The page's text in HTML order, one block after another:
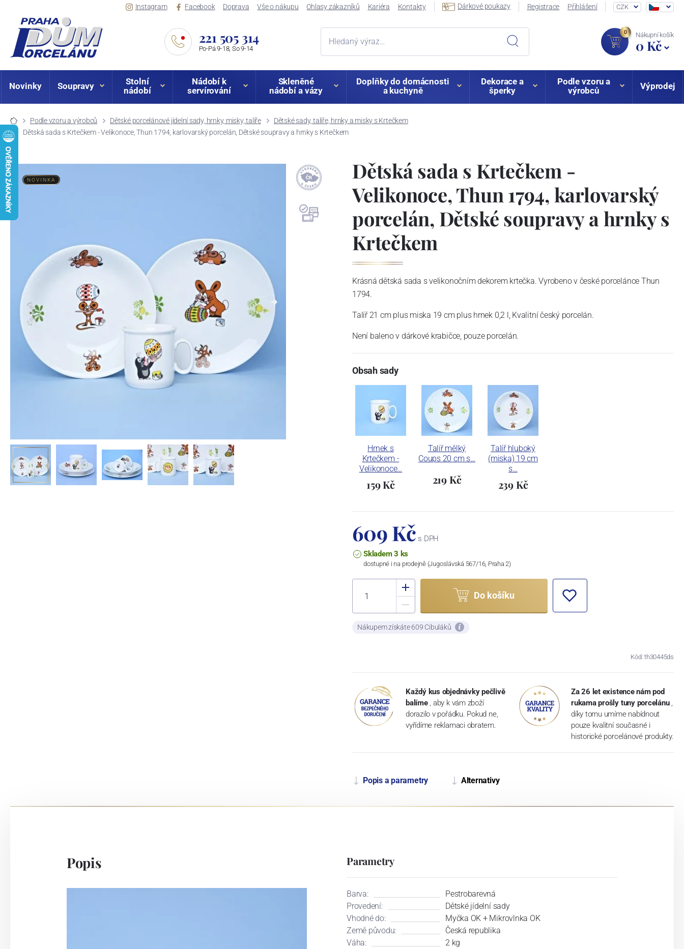
Instagram Facebook Doprava Vše o nákupu Ohlasy zákazníků Kariéra Kontakty Dárkové poukazy Registrace Přihlášení CZK
221 505 314
Po-Pá 9-18, So 9-14
0 Nákupní košík
0 Kč
Novinky Soupravy
Stolní
nádobí
Nádobí k
servírování
Skleněné
nádobí a vázy
Doplňky do domácnosti
a kuchyně
Dekorace a
šperky
Podle vzoru a
výrobců
Výprodej
Podle vzoru a výrobců Dětské porcelánové jídelní sady, hrnky, misky, talíře
Dětské sady, talíře, hrnky a misky s Krtečkem
Dětská sada s Krtečkem - Velikonoce, Thun 1794, karlovarský porcelán, Dětské soupravy a hrnky s Krtečkem
Dětská sada s Krtečkem -
Velikonoce, Thun 1794, karlovarský
porcelán, Dětské soupravy a hrnky s
Krtečkem
NOVINKA
Krásná dětská sada s velikonočním dekorem krtečka. Vyrobeno v české porcelánce Thun
1794.
Talíř 21 cm plus miska 19 cm plus hrnek 0,2 l, Kvalitní český porcelán.
Není baleno v dárkové krabičce, pouze porcelán.
Obsah sady
Hrnek s
Krtečkem -
Velikonoce…
159 Kč
Talíř mělký
Coups 20 cm s…
219 Kč
Talíř hluboký
(miska) 19 cm
s…
239 Kč
609 Kč s DPH
Skladem 3 ks
dostupné i na prodejně (Jugoslávská 567/16, Praha 2)
Do košíku
Nákupem získáte 609 Cibuláků
Kód: th30445ds
Každý kus objednávky pečlivě
balíme , aby k vám zboží
dorazilo v pořádku. Pokud ne,
vyřídíme reklamaci obratem.
Za 26 let existence nám pod
rukama prošly tuny porcelánu ,
díky tomu umíme nabídnout
pouze kvalitní současné i
historické porcelánové produkty.
Popis a parametry Alternativy
Popis Parametry
Barva:
Pestrobarevná
Provedení:
Dětské jídelní sady
Vhodné do:
Myčka OK + Mikrovlnka OK
Země původu:
Česká republika
Váha:
2 kg